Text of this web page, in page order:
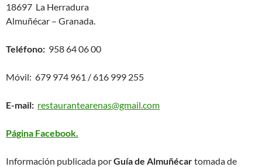
18697 La Herradura
Almuñécar – Granada.
Teléfono: 958 64 06 00
Móvil: 679 974 961 / 616 999 255
E-mail: restaurantearenas@gmail.com
Página Facebook.
Información publicada porGuía de Almuñécartomada de